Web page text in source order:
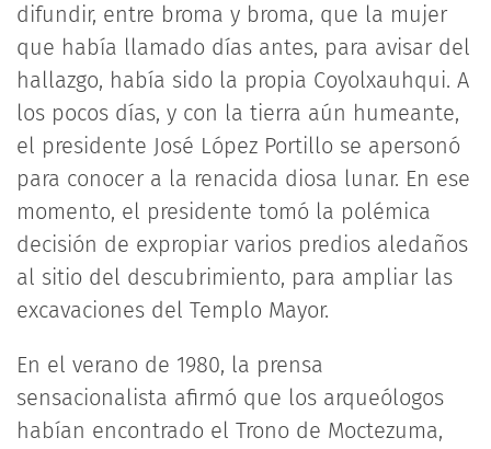
difundir, entre broma y broma, que la mujer
que había llamado días antes, para avisar del
hallazgo, había sido la propia Coyolxauhqui. A
los pocos días, y con la tierra aún humeante,
el presidente José López Portillo se apersonó
para conocer a la renacida diosa lunar. En ese
momento, el presidente tomó la polémica
decisión de expropiar varios predios aledaños
al sitio del descubrimiento, para ampliar las
excavaciones del Templo Mayor.
En el verano de 1980, la prensa
sensacionalista afirmó que los arqueólogos
habían encontrado el Trono de Moctezuma,